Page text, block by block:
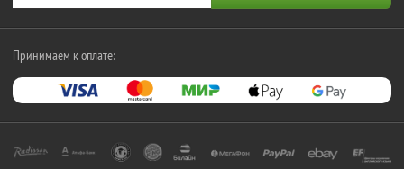
Принимаем к оплате: